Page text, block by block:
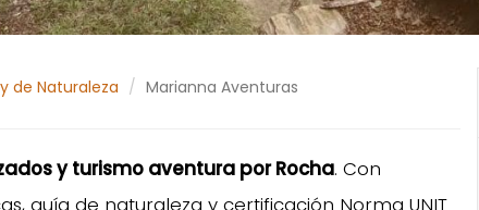
de Naturaleza Marianna Aventuras
y turismo aventura por Rocha. Con
guía de naturaleza y certificación Norma UNIT